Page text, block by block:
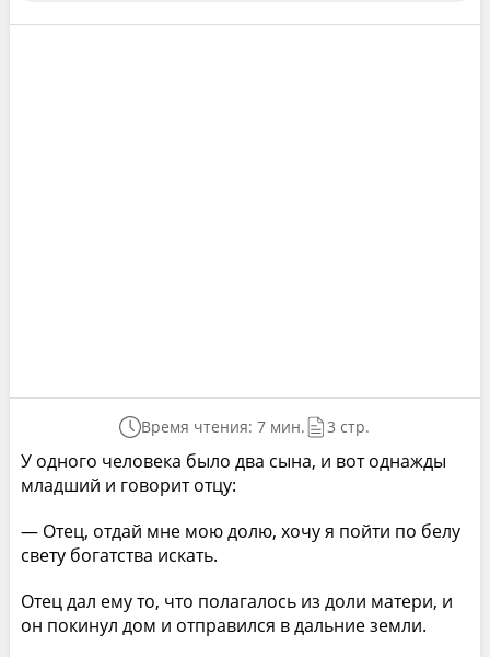
Время чтения: 7 мин. 3 стр.
У одного человека было два сына, и вот однажды
младший и говорит отцу:
— Отец, отдай мне мою долю, хочу я пойти по белу
свету богатства искать.
Отец дал ему то, что полагалось из доли матери, и
он покинул дом и отправился в дальние земли.